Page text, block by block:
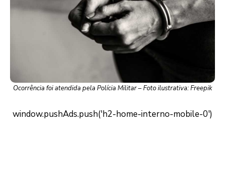
Ocorrência foi atendida pela Polícia Militar – Foto ilustrativa: Freepik